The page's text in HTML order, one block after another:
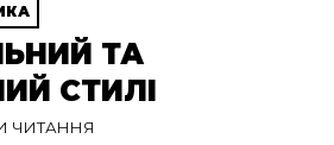
ТА
СТИЛІ
ЧИТАННЯ